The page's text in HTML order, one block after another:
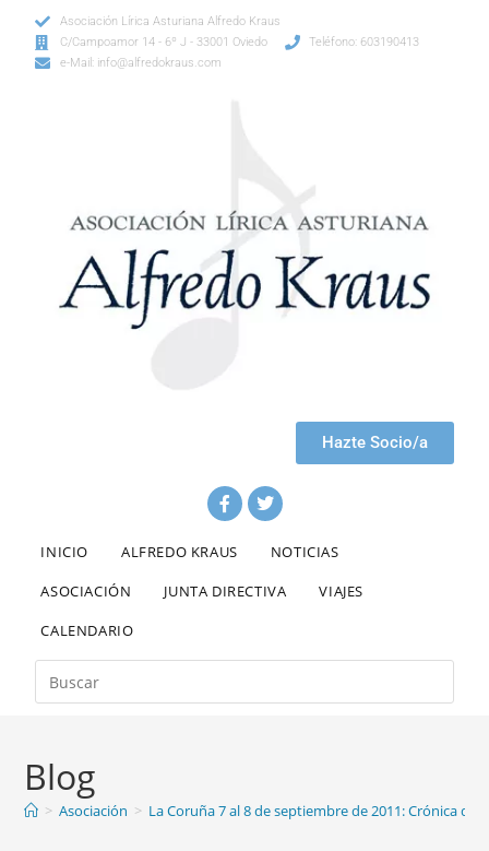
Asociación Lírica Asturiana Alfredo Kraus
C/Campoamor 14 - 6º J - 33001 Oviedo
Teléfono: 603190413
e-Mail: info@alfredokraus.com
Hazte Socio/a
INICIO ALFREDO KRAUS
NOTICIAS
ASOCIACIÓN
JUNTA DIRECTIVA
VIAJES
CALENDARIO
Blog
> Asociación > La Coruña 7 al 8 de septiembre de 2011: Crónica del